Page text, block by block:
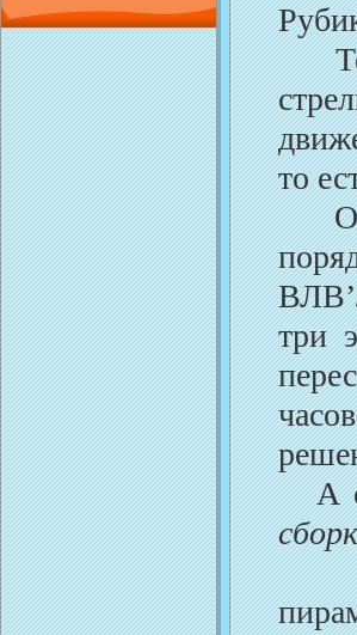
то
три
А